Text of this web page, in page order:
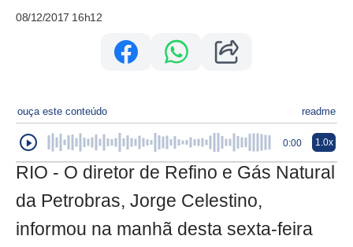
08/12/2017 16h12
ouça este conteúdo readme
0:00 1.0x
RIO - O diretor de Refino e Gás Natural
da Petrobras, Jorge Celestino,
informou na manhã desta sexta-feira